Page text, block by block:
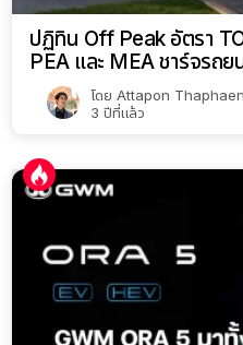
ปฏิทิน Off Peak อัตรา
PEA และ MEA ชาร์จรถ
โดย Attapon
3 ปีที่แล้ว